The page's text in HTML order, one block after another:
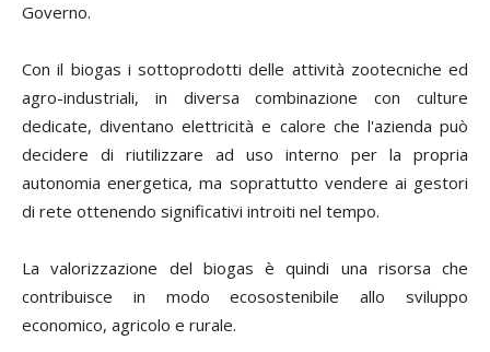
Governo.
Con il biogas i sottoprodotti delle attività zootecniche ed
agro-industriali, in diversa combinazione con culture
dedicate, diventano elettricità e calore che l'azienda può
decidere di riutilizzare ad uso interno per la propria
autonomia energetica, ma soprattutto vendere ai gestori
di rete ottenendo significativi introiti nel tempo.
La valorizzazione del biogas è quindi una risorsa che
contribuisce in modo ecosostenibile allo sviluppo
economico, agricolo e rurale.